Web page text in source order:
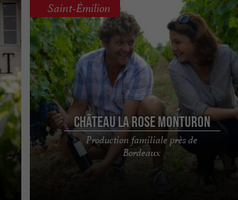
Château La Rose Monturon
Production familiale près de
Bordeaux
Saint-Émilion
Château La Rose Monturon, une histoire familiale
authentique au cœur de Saint-Émilion Château La
Rose Monturon, ...